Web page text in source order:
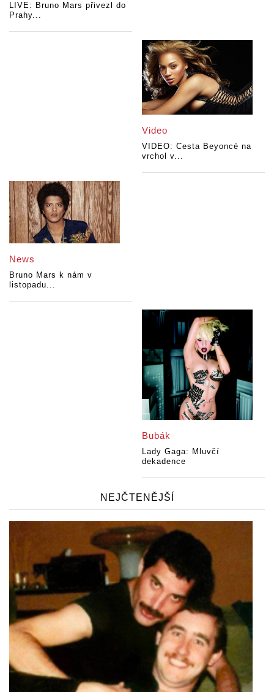
LIVE: Bruno Mars přivezl do
Prahy...
Video
VIDEO: Cesta Beyoncé na
vrchol v...
News
Bruno Mars k nám v
listopadu...
Bubák
Lady Gaga: Mluvčí
dekadence
NEJČTENĚJŠÍ